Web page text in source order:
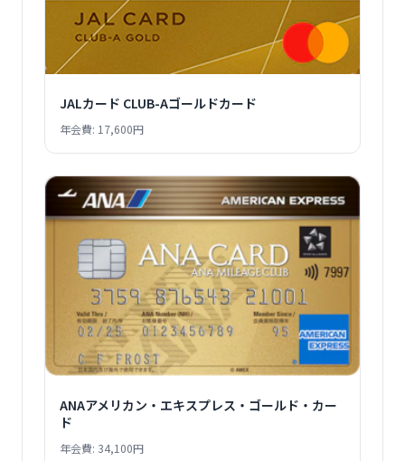
JALカード CLUB-Aゴールドカード
年会費: 17,600円
ANAアメリカン・エキスプレス・ゴールド・カー
ド
年会費: 34,100円